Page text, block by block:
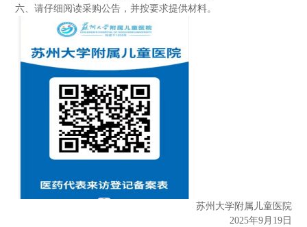
六 、请仔细阅读采购公告，并按要求提供材料。
苏州大学附属儿童医院
2025年9月 19日